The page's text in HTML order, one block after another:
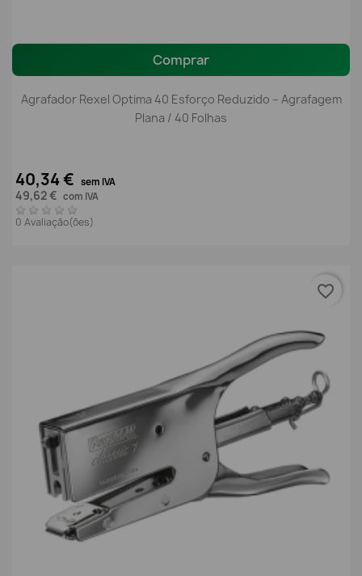
Comprar
Agrafador Rexel Optima 40 Esforço Reduzido – Agrafagem
Plana / 40 Folhas
40,34 € sem IVA
49,62 € com IVA
0 Avaliação(ões)
favorite_border